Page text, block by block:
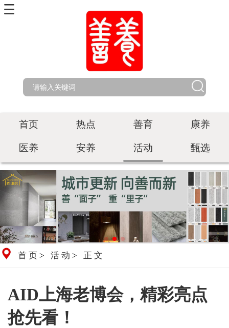
首页 热点 善育 康养
医养 安养 活动 甄选
首页 > 活动 > 正文
AID上海老博会，精彩亮点
抢先看！